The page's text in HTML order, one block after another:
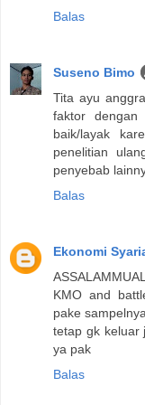
Balas
Suseno Bimo
Tita ayu
faktor dengan
baik/layak
penelitian
penyebab
Balas
Ekonomi
KMO and
pake
tetap gk keluar
ya pak
Balas